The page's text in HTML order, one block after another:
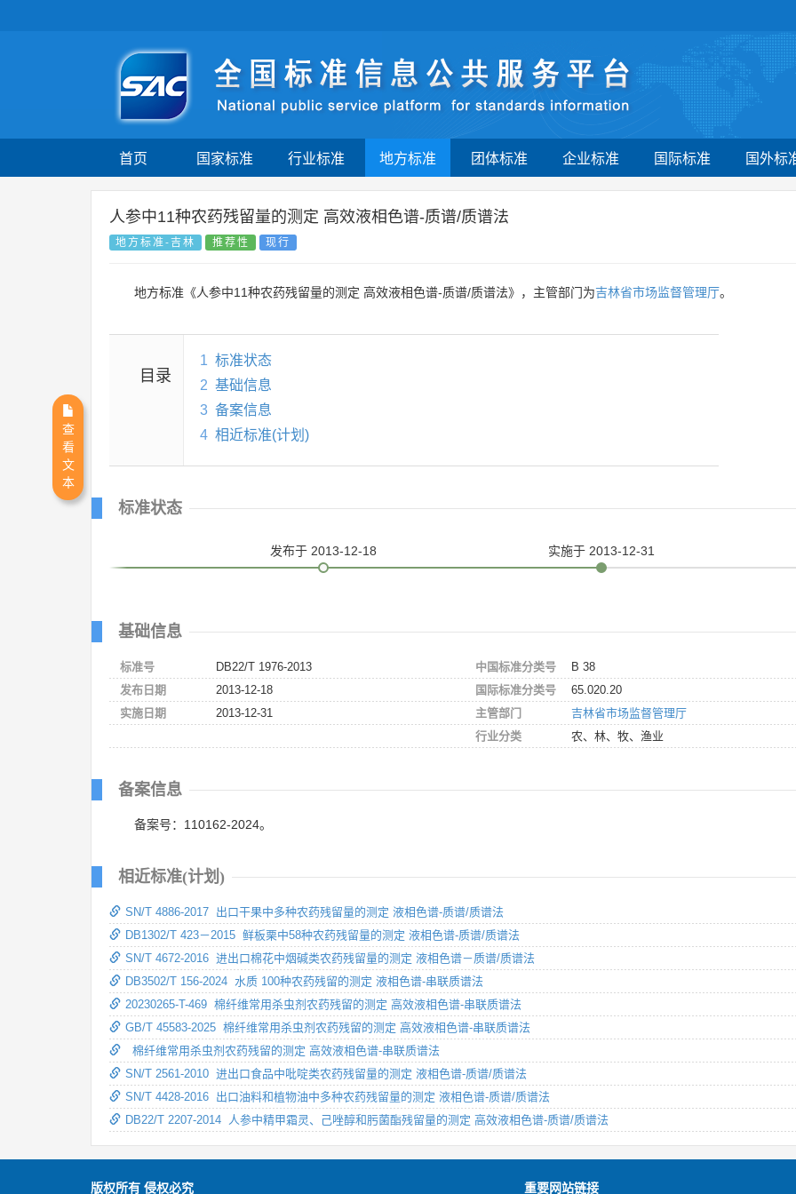
首页 国家标准 行业标准 地方标准 团体标准 企业标准 国际标准 国外标
人参中11种农药残留量的测定 高效液相色谱-质谱/质谱法
地方标准-吉林 推荐性 现行
地方标准《人参中11种农药残留量的测定 高效液相色谱-质谱/质谱法》，主管部门为吉林省市场监督管理厅。
目录
1 标准状态
2 基础信息
3 备案信息
4 相近标准(计划)
标准状态
发布于 2013-12-18 实施于 2013-12-31
基础信息
标准号
DB22/T 1976-2013
发布日期
2013-12-18
实施日期
2013-12-31
中国标准分类号
B 38
国际标准分类号
65.020.20
主管部门
吉林省市场监督管理厅
行业分类
农、林、牧、渔业
备案信息
备案号：110162-2024。
相近标准(计划)
SN/T 4886-2017 出口干果中多种农药残留量的测定 液相色谱-质谱/质谱法
DB1302/T 423－2015 鲜板栗中58种农药残留量的测定 液相色谱-质谱/质谱法
SN/T 4672-2016 进出口棉花中烟碱类农药残留量的测定 液相色谱－质谱/质谱法
DB3502/T 156-2024 水质 100种农药残留的测定 液相色谱-串联质谱法
20230265-T-469 棉纤维常用杀虫剂农药残留的测定 高效液相色谱-串联质谱法
GB/T 45583-2025 棉纤维常用杀虫剂农药残留的测定 高效液相色谱-串联质谱法
棉纤维常用杀虫剂农药残留的测定 高效液相色谱-串联质谱法
SN/T 2561-2010 进出口食品中吡啶类农药残留量的测定 液相色谱-质谱/质谱法
SN/T 4428-2016 出口油料和植物油中多种农药残留量的测定 液相色谱-质谱/质谱法
DB22/T 2207-2014 人参中精甲霜灵、己唑醇和肟菌酯残留量的测定 高效液相色谱-质谱/质谱法
版权所有 侵权必究 重要网站链接
查
看
文
本